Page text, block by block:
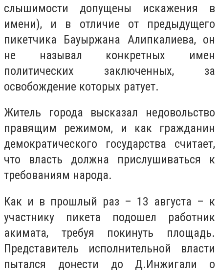
слышимости допущены искажения в
имени), и в отличие от предыдущего
пикетчика Бауыржана Алипкалиева, он
не называл конкретных имен
политических заключенных, за
освобождение которых ратует.
Житель города высказал недовольство
правящим режимом, и как гражданин
демократического государства считает,
что власть должна прислушиваться к
требованиям народа.
Как и в прошлый раз – 13 августа – к
участнику пикета подошел работник
акимата, требуя покинуть площадь.
Представитель исполнительной власти
пытался донести до Д.Инжигали о